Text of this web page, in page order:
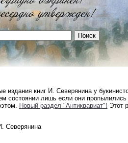
издания книг И. Северянина у
состоянии лишь если они
Новый раздел "Антиквариат"! Этот
Северянина